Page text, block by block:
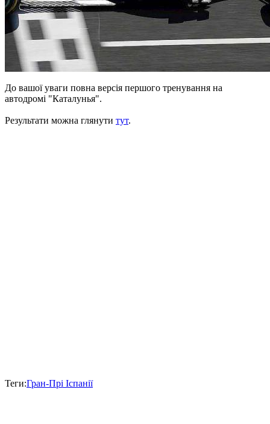
До вашої уваги повна версія першого тренування на
автодромі "Каталунья".
Результати можна глянути тут.
Теги:Гран-Прі Іспанії